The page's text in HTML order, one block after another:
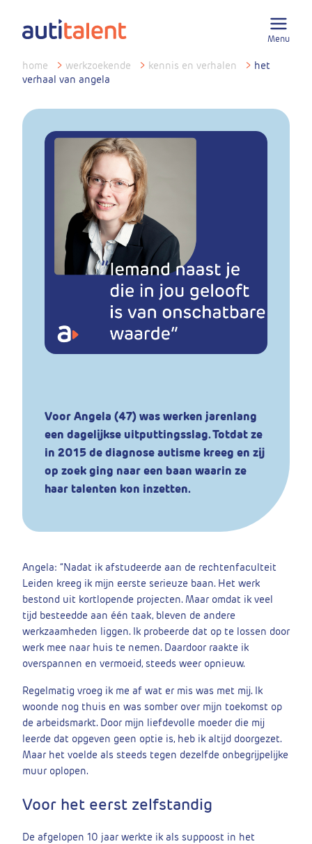
Menu
home > werkzoekende > kennis en verhalen > het
verhaal van angela
Voor Angela (47) was werken jarenlang
een dagelijkse uitputtingsslag. Totdat ze
in 2015 de diagnose autisme kreeg en zij
op zoek ging naar een baan waarin ze
haar talenten kon inzetten.
Angela: “Nadat ik afstudeerde aan de rechtenfaculteit
Leiden kreeg ik mijn eerste serieuze baan. Het werk
bestond uit kortlopende projecten. Maar omdat ik veel
tijd besteedde aan één taak, bleven de andere
werkzaamheden liggen. Ik probeerde dat op te lossen door
werk mee naar huis te nemen. Daardoor raakte ik
overspannen en vermoeid, steeds weer opnieuw.
Regelmatig vroeg ik me af wat er mis was met mij. Ik
woonde nog thuis en was somber over mijn toekomst op
de arbeidsmarkt. Door mijn liefdevolle moeder die mij
leerde dat opgeven geen optie is, heb ik altijd doorgezet.
Maar het voelde als steeds tegen dezelfde onbegrijpelijke
muur oplopen.
Voor het eerst zelfstandig
De afgelopen 10 jaar werkte ik als suppoost in het